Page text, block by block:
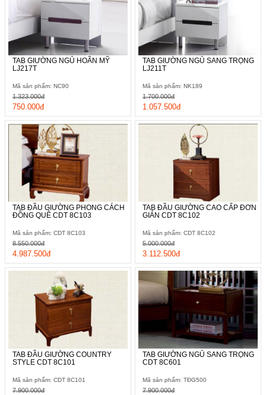
TAB GIƯỜNG NGỦ HOÃN MỸ
LJ217T
Mã sản phẩm: NC90
750.000đ
1.323.000đ
TAB GIƯỜNG NGỦ SANG TRỌNG
LJ211T
Mã sản phẩm: NK189
1.057.500đ
1.700.000đ
TAB ĐẦU GIƯỜNG PHONG CÁCH
ĐỒNG QUÊ CDT 8C103
Mã sản phẩm: CDT 8C103
4.987.500đ
8.550.000đ
TAB ĐẦU GIƯỜNG CAO CẤP ĐƠN
GIẢN CDT 8C102
Mã sản phẩm: CDT 8C102
3.112.500đ
5.000.000đ
TAB ĐẦU GIƯỜNG COUNTRY
STYLE CDT 8C101
Mã sản phẩm: CDT 8C101
7.900.000đ
TAB GIƯỜNG NGỦ SANG TRỌNG
CDT 8C601
Mã sản phẩm: TĐG500
7.900.000đ